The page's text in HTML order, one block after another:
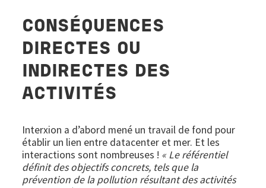
CONSÉQUENCES
DIRECTES OU
INDIRECTES DES
ACTIVITÉS
Interxion a d’abord mené un travail de fond pour
établir un lien entre datacenter et mer. Et les
interactions sont nombreuses ! « Le référentiel
définit des objectifs concrets, tels que la
prévention de la pollution résultant des activités